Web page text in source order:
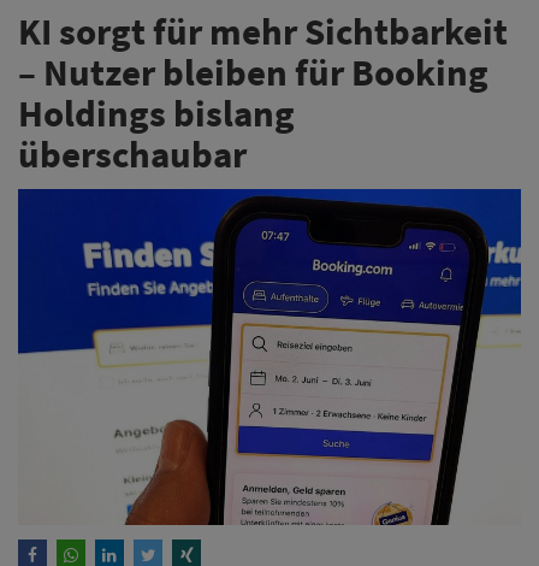
KI sorgt für mehr Sichtbarkeit
– Nutzer bleiben für Booking
Holdings bislang
überschaubar